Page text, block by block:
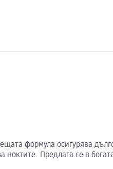
формула осигурява
ноктите. Предлага се в